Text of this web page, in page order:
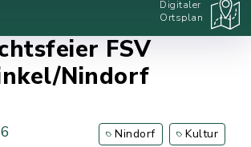
Digitaler
Ortsplan
FSV
Nindorf
Nindorf Kultur